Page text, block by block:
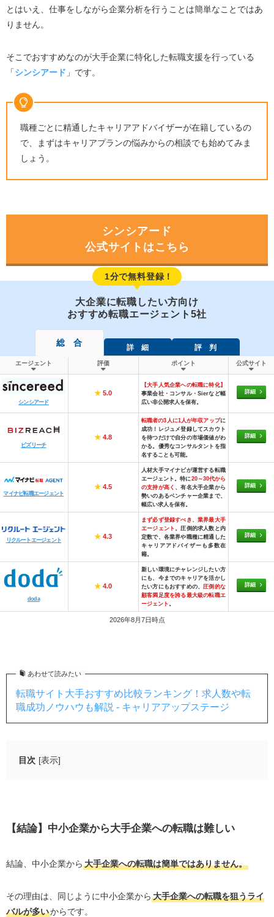
とはいえ、仕事をしながら企業分析を行うことは簡単なことではあ
りません。
そこでおすすめなのが大手企業に特化した転職支援を行っている
「シンシアード 」です。
職種ごとに精通したキャリアアドバイザーが在籍しているの
で、
まずはキャリアプランの悩みからの相談でも始めてみま
しょう。
シンシアード
公式サイトはこちら
1分で無料登録！
大企業に転職したい方向け
おすすめ転職エージェント5社
総 合 詳 細 評 判
エージェント 評価 ポイント 公式サイト
シンシアード
★ 5.0
【大手人気企業への転職に特化】
事業会社・コンサル・Sierなど幅
広い非公開求人を保有。
詳細
ビズリーチ
★ 4.8
転職者の3人に1人が年収アップに
成功！レジュメ登録してスカウト
を待つだけで自分の市場価値がわ
かる。優秀なコンサルタントを指
名することも可能。
詳細
マイナビ転職エージェント
★ 4.5
人材大手マイナビが運営する転職
エージェント。特に20～30代から
の支持が高く
、有名大手企業から
勢いのあるベンチャー企業まで、
幅広い求人を保有。
詳細
リクルートエージェント ★ 4.3
まず必ず登録すべき、業界最大手
エージェント。圧倒的求人数と内
定数で、各業界や職種に精通した
キャリアアドバイザーも多数在
籍。
詳細
doda
★ 4.0
新しい環境にチャレンジしたい方
にも、今までのキャリアを活かし
たい方にもおすすめの、圧倒的な
顧客満足度を誇る最大級の転職エ
ージェント。
詳細
2026年8月7日時点
あわせて読みたい
転職サイト大手おすすめ比較ランキング！求人数や転
職成功ノウハウも解説 - キャリアアップステージ
目次 [表示]
日本の大企業と中小企業の割合
成長中の事業がある
大手企業の子会社・関連会社
【結論】中小企業から大手企業への転職は難しい
結論、中小企業から 大手企業への転職は簡単ではありません。
その理由は、同じように中小企業から 大手企業への転職を狙うライ
バルが多いからです。